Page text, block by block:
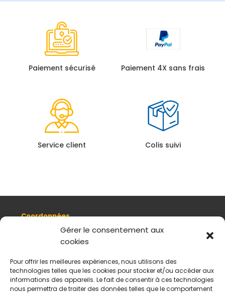
Gérer le consentement aux
cookies
Pour offrir les meilleures expériences, nous utilisons des
technologies telles que les cookies pour stocker et/ou accéder aux
informations des appareils. Le fait de consentir à ces technologies
nous permettra de traiter des données telles que le comportement
Paiement sécurisé Paiement 4X sans frais
Service client Colis suivi
Coordonnées
8, quai Romain Rolland 69005 Lyon
+ 33 (0)4 78 42 55 04
Plan d'accès
Mentions légales
Politique de données personnelles